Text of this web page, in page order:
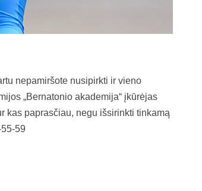
nepamiršote nusipirkti ir vieno
„Bernatonio akademija“ įkūrėjas
kas paprasčiau, negu išsirinkti tinkamą
59